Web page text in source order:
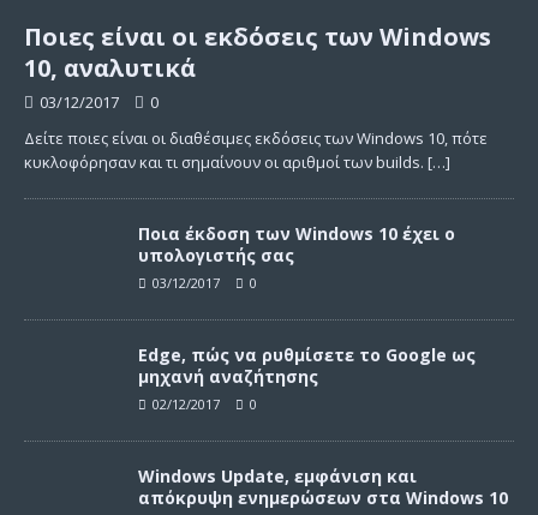
Ποιες είναι οι εκδόσεις των Windows
10, αναλυτικά
03/12/2017
0
Δείτε ποιες είναι οι διαθέσιμες εκδόσεις των Windows 10, πότε
κυκλοφόρησαν και τι σημαίνουν οι αριθμοί των builds. […]
Ποια έκδοση των Windows 10 έχει ο
υπολογιστής σας
03/12/2017 0
Edge, πώς να ρυθμίσετε το Google ως
μηχανή αναζήτησης
02/12/2017 0
Windows Update, εμφάνιση και
απόκρυψη ενημερώσεων στα Windows 10